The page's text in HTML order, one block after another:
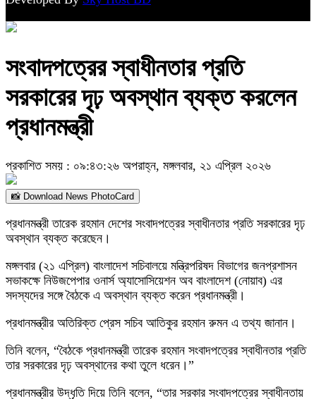
সংবাদপত্রের স্বাধীনতার প্রতি
সরকারের দৃঢ় অবস্থান ব্যক্ত করলেন
প্রধানমন্ত্রী
প্রকাশিত সময় : ০৯:৪৩:২৬ অপরাহ্ন, মঙ্গলবার, ২১ এপ্রিল ২০২৬
📸 Download News PhotoCard
প্রধানমন্ত্রী তারেক রহমান দেশের সংবাদপত্রের স্বাধীনতার প্রতি সরকারের দৃঢ়
অবস্থান ব্যক্ত করেছেন।
মঙ্গলবার (২১ এপ্রিল) বাংলাদেশ সচিবালয়ে মন্ত্রিপরিষদ বিভাগের জনপ্রশাসন
সভাকক্ষে নিউজপেপার ওনার্স অ্যাসোসিয়েশন অব বাংলাদেশ (নোয়াব) এর
সদস্যদের সঙ্গে বৈঠকে এ অবস্থান ব্যক্ত করেন প্রধানমন্ত্রী।
প্রধানমন্ত্রীর অতিরিক্ত প্রেস সচিব আতিকুর রহমান রুমন এ তথ্য জানান।
তিনি বলেন, “বৈঠকে প্রধানমন্ত্রী তারেক রহমান সংবাদপত্রের স্বাধীনতার প্রতি
তার সরকারের দৃঢ় অবস্থানের কথা তুলে ধরেন।”
প্রধানমন্ত্রীর উদ্ধৃতি দিয়ে তিনি বলেন, “তার সরকার সংবাদপত্রের স্বাধীনতায়